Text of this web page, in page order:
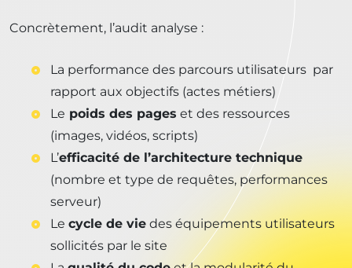
Concrètement, l’audit analyse :
La performance des parcours utilisateurs par
rapport aux objectifs (actes métiers)
Le poids des pages et des ressources
(images, vidéos, scripts)
L’efficacité de l’architecture technique
(nombre et type de requêtes, performances
serveur)
Le cycle de vie des équipements utilisateurs
sollicités par le site